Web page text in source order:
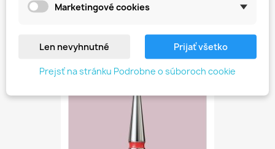
favorite_border
Marketingové cookies
Len nevyhnutné Prijať všetko
Prejsť na stránku Podrobne o súboroch cookie